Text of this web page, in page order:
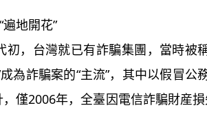
地開花”
，台灣就已有詐騙集團，當時被稱
為詐騙案的“主流”，其中以假冒公
僅2006年，全臺因電信詐騙財産